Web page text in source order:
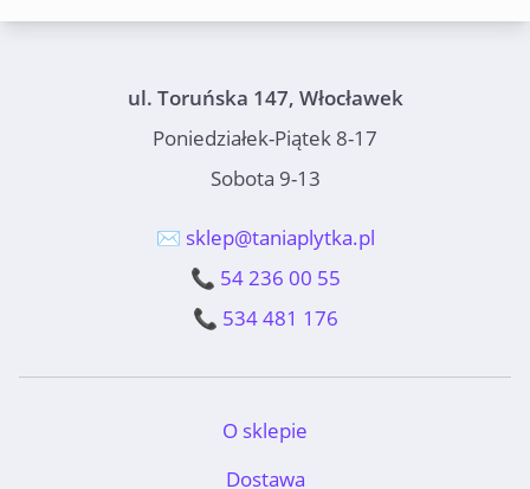
ul. Toruńska 147, Włocławek
Poniedziałek-Piątek 8-17
Sobota 9-13
✉️ sklep@taniaplytka.pl
📞 54 236 00 55
📞 534 481 176
O sklepie
Dostawa